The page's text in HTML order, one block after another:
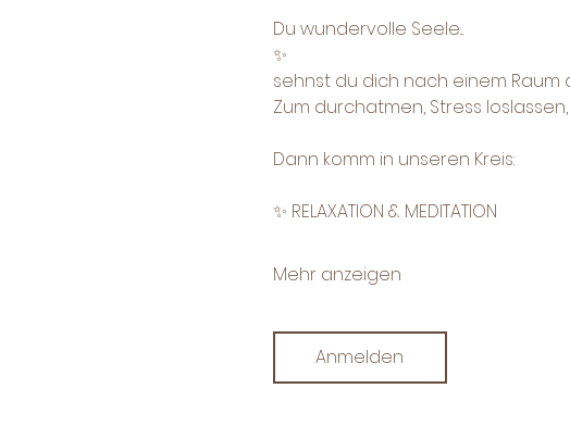
Du wundervolle Seele...
✨
sehnst du dich nach einem Raum
Zum durchatmen, Stress
Dann komm in unseren Kreis:
✨ RELAXATION & MEDITATION
Mehr anzeigen
Anmelden